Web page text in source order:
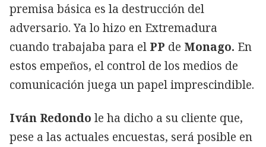
premisa básica es la destrucción del
adversario. Ya lo hizo en Extremadura
cuando trabajaba para el PP de Monago. En
estos empeños, el control de los medios de
comunicación juega un papel imprescindible.
Iván Redondo le ha dicho a su cliente que,
pese a las actuales encuestas, será posible en